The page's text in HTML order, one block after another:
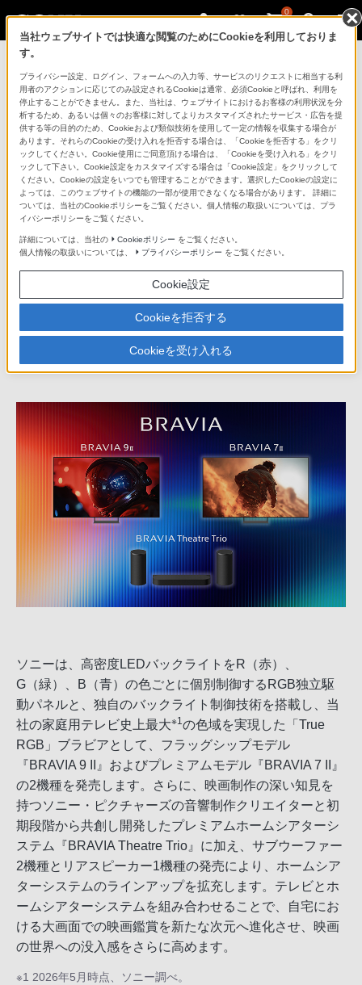
0
2026年5月28日
新商品
独自のRGB独立駆動による鮮やかな色彩と立体音
響技術で次世代の映画体験を実現
「True RGB」ブラビア 2機種とプレミアムホー
ムシアターシステムを発売
ソニーは、高密度LEDバックライトをR（赤）、
G（緑）、B（青）の色ごとに個別制御するRGB独立駆
動パネルと、独自のバックライト制御技術を搭載し、当
社の家庭用テレビ史上最大※1の色域を実現した「True
RGB」ブラビアとして、フラッグシップモデル
『BRAVIA 9 II』およびプレミアムモデル『BRAVIA 7 II』
の2機種を発売します。さらに、映画制作の深い知見を
持つソニー・ピクチャーズの音響制作クリエイターと初
期段階から共創し開発したプレミアムホームシアターシ
ステム『BRAVIA Theatre Trio』に加え、サブウーファー
2機種とリアスピーカー1機種の発売により、ホームシア
ターシステムのラインアップを拡充します。テレビとホ
ームシアターシステムを組み合わせることで、自宅にお
ける大画面での映画鑑賞を新たな次元へ進化させ、映画
の世界への没入感をさらに高めます。
※1 2026年5月時点、ソニー調べ。
当社ウェブサイトでは快適な閲覧のためにCookieを利用しておりま
す。
プライバシー設定、ログイン、フォームへの入力等、サービスのリクエストに相当する利
用者のアクションに応じてのみ設定されるCookieは通常、必須Cookieと呼ばれ、利用を
停止することができません。また、当社は、ウェブサイトにおけるお客様の利用状況を分
析するため、あるいは個々のお客様に対してよりカスタマイズされたサービス・広告を提
供する等の目的のため、Cookieおよび類似技術を使用して一定の情報を収集する場合が
あります。それらのCookieの受け入れを拒否する場合は、「Cookieを拒否する」をクリ
ックしてください。Cookie使用にご同意頂ける場合は、「Cookieを受け入れる」をクリ
ックして下さい。Cookie設定をカスタマイズする場合は「Cookie設定」をクリックして
ください。Cookieの設定をいつでも管理することができます。選択したCookieの設定に
よっては、このウェブサイトの機能の一部が使用できなくなる場合があります。 詳細に
ついては、当社のCookieポリシーをご覧ください。個人情報の取扱いについては、プラ
イバシーポリシーをご覧ください。
詳細については、当社の Cookieポリシー をご覧ください。
個人情報の取扱いについては、
プライバシーポリシー をご覧ください。
Cookie設定
Cookieを拒否する
Cookieを受け入れる